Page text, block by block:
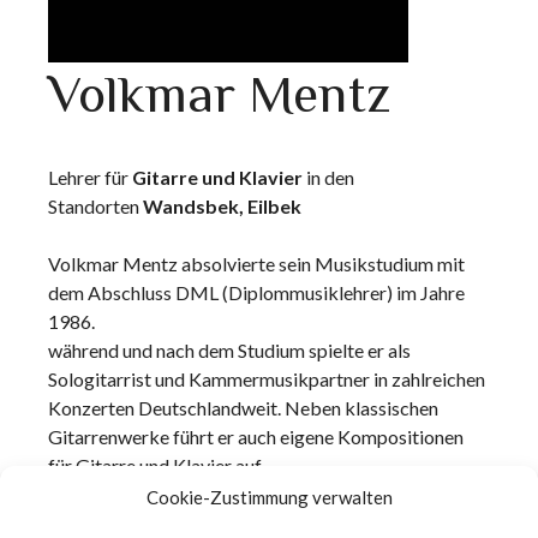
Cookie-Zustimmung verwalten
Volkmar Mentz
Lehrer für Gitarre und Klavier in den
StandortenWandsbek, Eilbek
Volkmar Mentz absolvierte sein Musikstudium mit
dem Abschluss DML (Diplommusiklehrer) im Jahre
1986.
während und nach dem Studium spielte er als
Sologitarrist und Kammermusikpartner in zahlreichen
Konzerten Deutschlandweit. Neben klassischen
Gitarrenwerke führt er auch eigene Kompositionen
für Gitarre und Klavier auf.
Seit 2009 unterrichtet Volkmar Mentz Gitarre und